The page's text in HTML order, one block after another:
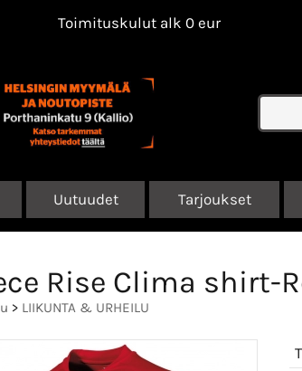
Toimituskulut alk 0 eur
Uutuudet Tarjoukset
Rise Clima shirt-
> LIIKUNTA & URHEILU